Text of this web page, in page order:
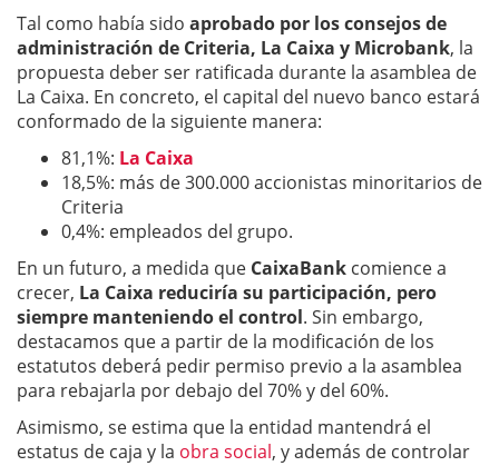
Tal como había sido aprobado por los consejos de
administración de Criteria, La Caixa y Microbank, la
propuesta deber ser ratificada durante la asamblea de
La Caixa. En concreto, el capital del nuevo banco estará
conformado de la siguiente manera:
81,1%: La Caixa
18,5%: más de 300.000 accionistas minoritarios de
Criteria
0,4%: empleados del grupo.
En un futuro, a medida que CaixaBank comience a
crecer, La Caixa reduciría su participación, pero
siempre manteniendo el control. Sin embargo,
destacamos que a partir de la modificación de los
estatutos deberá pedir permiso previo a la asamblea
para rebajarla por debajo del 70% y del 60%.
Asimismo, se estima que la entidad mantendrá el
estatus de caja y la obra social, y además de controlar